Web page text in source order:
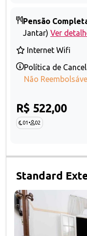
Pensão
Jantar) Ver
Internet Wifi
Política de
Não
R$ 522,00
01 • 02
Standard